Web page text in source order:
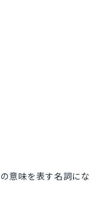
意味を表す名詞にな